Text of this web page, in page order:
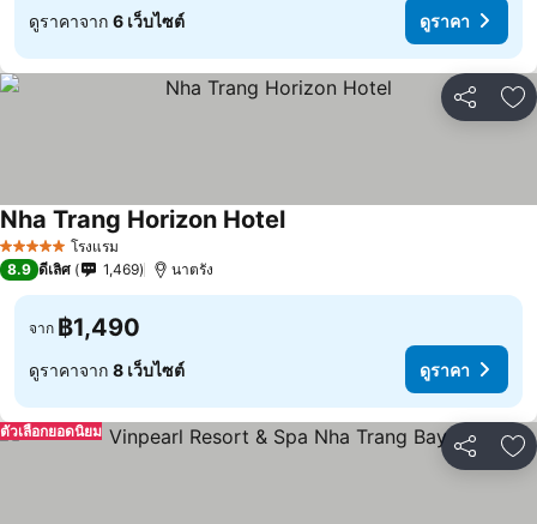
ดูราคาจาก 6 เว็บไซต์ ดูราคา
แชร์ เ
5 ดาว โรงแรม
Nha Trang Horizon Hotel
8.9 ดีเลิศ 1,469 นาตรัง
จาก ฿1,490
ดูราคาจาก 8 เว็บไซต์ ดูราคา
แชร์ เ
ตัวเลือกยอดนิยม